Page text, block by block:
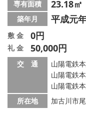
スタッフ紹介
スタッフ募集中
店舗情報·アクセス
メールでお問い合わせ
専有面積 23.18㎡
築年月 平成元
敷 金 0円
礼 金 50,000円
交 通
山陽電鉄
山陽電鉄
山陽電鉄
所在地
加古川市